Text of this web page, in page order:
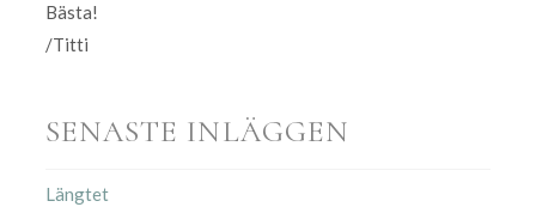
Bästa!
/Titti
SENASTE INLÄGGEN
Längtet